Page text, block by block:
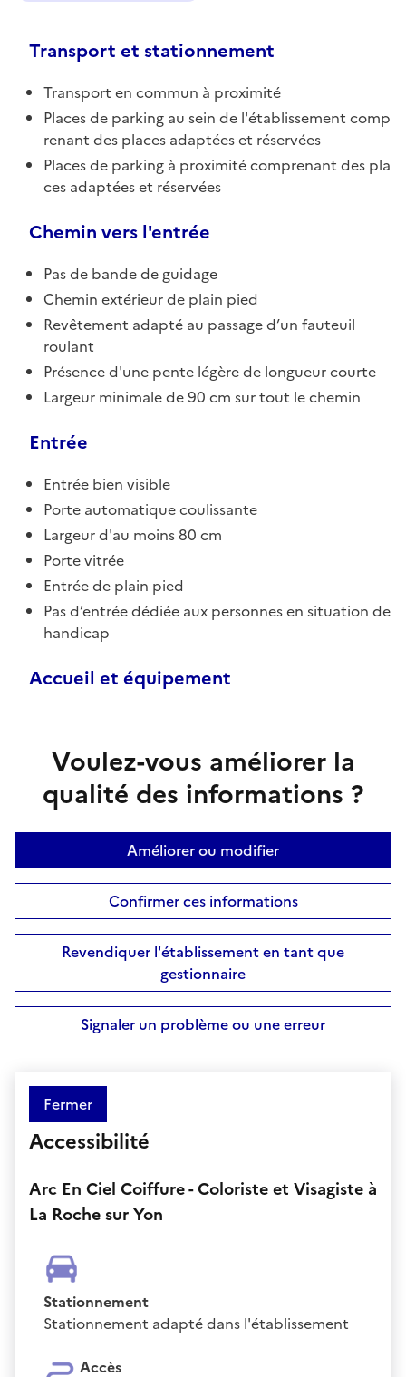
Transport et stationnement
Transport en commun à proximité
Places de parking au sein de l'établissement comp
renant des places adaptées et réservées
Places de parking à proximité comprenant des pla
ces adaptées et réservées
Chemin vers l'entrée
Pas de bande de guidage
Chemin extérieur de plain pied
Revêtement adapté au passage d’un fauteuil
roulant
Présence d'une pente légère de longueur courte
Largeur minimale de 90 cm sur tout le chemin
Entrée
Entrée bien visible
Porte automatique coulissante
Largeur d'au moins 80 cm
Porte vitrée
Entrée de plain pied
Pas d’entrée dédiée aux personnes en situation de
handicap
Accueil et équipement
Voulez-vous améliorer la
qualité des informations ?
Améliorer ou modifier
Confirmer ces informations
Revendiquer l'établissement en tant que
gestionnaire
Signaler un problème ou une erreur
Fermer
Accessibilité
Arc En Ciel Coiffure - Coloriste et Visagiste à
La Roche sur Yon
Stationnement
Stationnement adapté dans l'établissement
Accès